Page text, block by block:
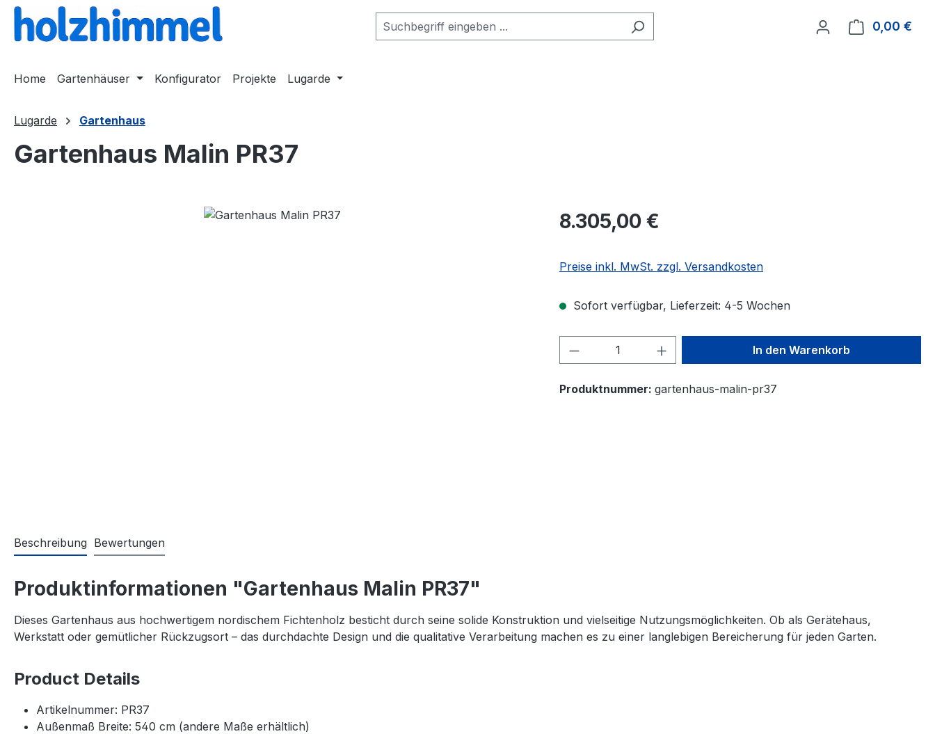
Zur Hauptnavigation springen
0,00 €
Home Gartenhäuser Konfigurator Projekte Lugarde
Lugarde Gartenhaus
Gartenhaus Malin PR37
8.305,00 €
Preise inkl. MwSt. zzgl. Versandkosten
Sofort verfügbar, Lieferzeit: 4-5 Wochen
Produkt Anzahl: Gib den gewünschten Wert
In den Warenkorb
Produktnummer: gartenhaus-malin-pr37
Beschreibung Bewertungen
Produktinformationen "Gartenhaus Malin PR37"
Dieses Gartenhaus aus hochwertigem nordischem Fichtenholz besticht durch seine solide Konstruktion und vielseitige Nutzungsmöglichkeiten. Ob als Gerätehaus,
Werkstatt oder gemütlicher Rückzugsort – das durchdachte Design und die qualitative Verarbeitung machen es zu einer langlebigen Bereicherung für jeden Garten.
Product Details
Artikelnummer: PR37
Außenmaß Breite: 540 cm (andere Maße erhältlich)